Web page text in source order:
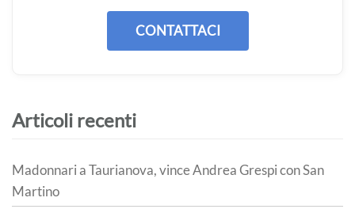
CONTATTACI
Articoli recenti
Madonnari a Taurianova, vince Andrea Grespi con San
Martino